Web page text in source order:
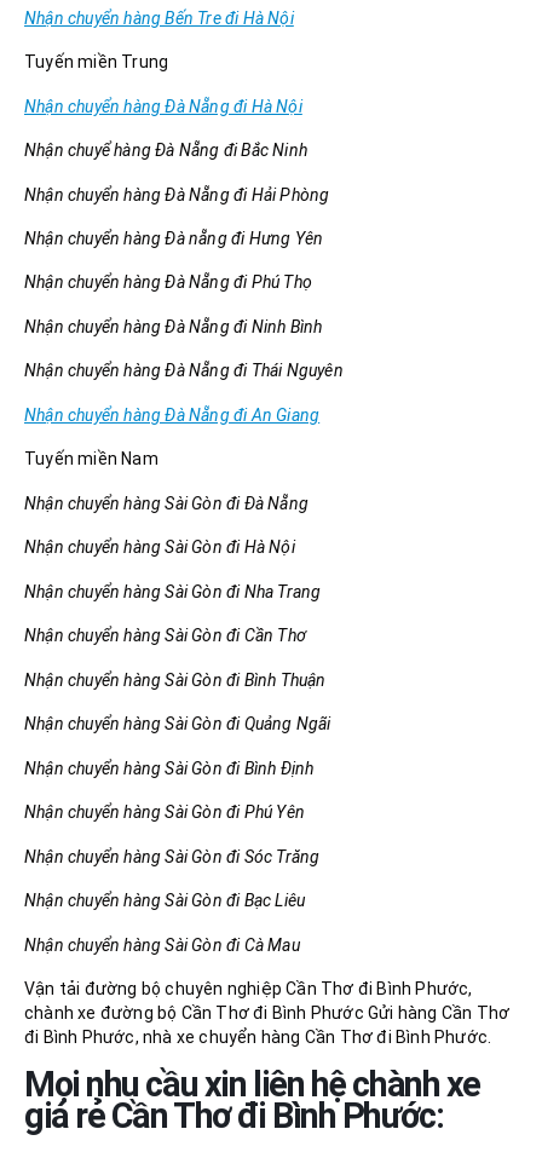
Nhận chuyển hàng Bến Tre đi Hà Nội
Tuyến miền Trung
Nhận chuyển hàng Đà Nẵng đi Hà Nội
Nhận chuyể hàng Đà Nẵng đi Bắc Ninh
Nhận chuyển hàng Đà Nẵng đi Hải Phòng
Nhận chuyển hàng Đà nẵng đi Hưng Yên
Nhận chuyển hàng Đà Nẵng đi Phú Thọ
Nhận chuyển hàng Đà Nẵng đi Ninh Bình
Nhận chuyển hàng Đà Nẵng đi Thái Nguyên
Nhận chuyển hàng Đà Nẵng đi An Giang
Tuyến miền Nam
Nhận chuyển hàng Sài Gòn đi Đà Nẵng
Nhận chuyển hàng Sài Gòn đi Hà Nội
Nhận chuyển hàng Sài Gòn đi Nha Trang
Nhận chuyển hàng Sài Gòn đi Cần Thơ
Nhận chuyển hàng Sài Gòn đi Bình Thuận
Nhận chuyển hàng Sài Gòn đi Quảng Ngãi
Nhận chuyển hàng Sài Gòn đi Bình Định
Nhận chuyển hàng Sài Gòn đi Phú Yên
Nhận chuyển hàng Sài Gòn đi Sóc Trăng
Nhận chuyển hàng Sài Gòn đi Bạc Liêu
Nhận chuyển hàng Sài Gòn đi Cà Mau
Vận tải đường bộ chuyên nghiệp Cần Thơ đi Bình Phước,
chành xe đường bộ Cần Thơ đi Bình Phước Gửi hàng Cần Thơ
đi Bình Phước, nhà xe chuyển hàng Cần Thơ đi Bình Phước.
Mọi nhu cầu xin liên hệ chành xe
giá rẻ Cần Thơ đi Bình Phước: